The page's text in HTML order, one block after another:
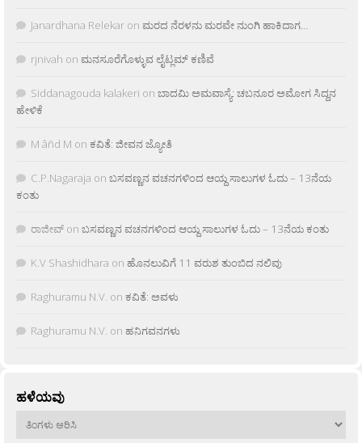
Janardhana Relekar on ಮರದ ನೆರಳನು ಮರವೇ ನುಂಗಿ ಹಾಕಿದಾಗ…
rjnivah on ಮನಸೂರೆಗೊಳ್ಳುವ ಲೈಟ್ಲಮ್ ಕಣಿವೆ
Siddanagouda kalakeri on ಬಾದಮಿ ಅಮವಾಸ್ಯೆ: ಚಬನೂರ ಅಮೋಗ ಸಿದ್ದನ
ಹೇಳಿಕೆ
M âñd M on ಕವಿತೆ: ಜೀವನ ಜ್ಯೋತಿ
C.P.Nagaraja on ಬಸವಣ್ಣನ ವಚನಗಳಿಂದ ಆಯ್ದ ಸಾಲುಗಳ ಓದು – 13ನೆಯ
ಕಂತು
ರಾಜೀವ್ on ಬಸವಣ್ಣನ ವಚನಗಳಿಂದ ಆಯ್ದ ಸಾಲುಗಳ ಓದು – 13ನೆಯ ಕಂತು
K.V Shashidhara on ಹೊನಲುವಿಗೆ 11 ವರುಶ ತುಂಬಿದ ನಲಿವು
Raghuramu N.V. on ಕವಿತೆ: ಅವಳು
Raghuramu N.V. on ಹನಿಗವನಗಳು
ಹಳೆಯವು
ಹಳೆಯವು